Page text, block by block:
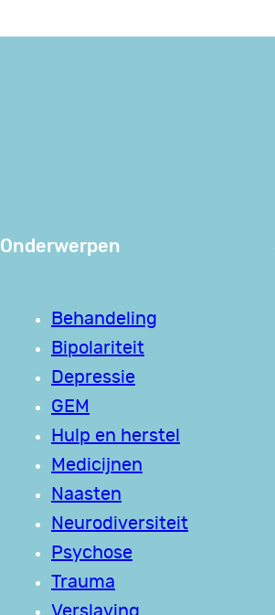
Onderwerpen
Behandeling
Bipolariteit
Depressie
GEM
Hulp en herstel
Medicijnen
Naasten
Neurodiversiteit
Psychose
Trauma